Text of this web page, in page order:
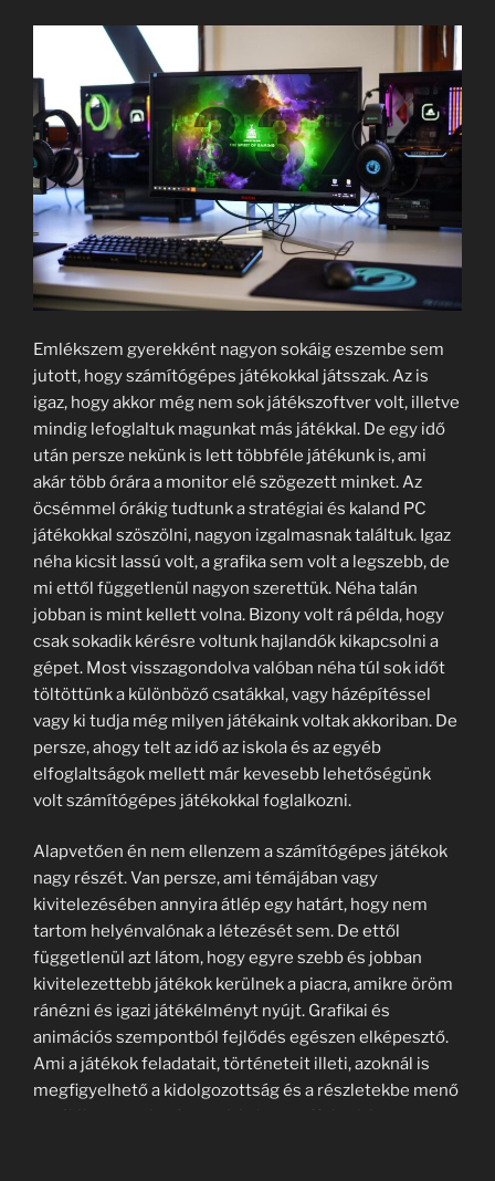
Emlékszem gyerekként nagyon sokáig eszembe sem
jutott, hogy számítógépes játékokkal játsszak. Az is
igaz, hogy akkor még nem sok játékszoftver volt, illetve
mindig lefoglaltuk magunkat más játékkal. De egy idő
után persze nekünk is lett többféle játékunk is, ami
akár több órára a monitor elé szögezett minket. Az
öcsémmel órákig tudtunk a stratégiai és kaland PC
játékokkal szöszölni, nagyon izgalmasnak találtuk. Igaz
néha kicsit lassú volt, a grafika sem volt a legszebb, de
mi ettől függetlenül nagyon szerettük. Néha talán
jobban is mint kellett volna. Bizony volt rá példa, hogy
csak sokadik kérésre voltunk hajlandók kikapcsolni a
gépet. Most visszagondolva valóban néha túl sok időt
töltöttünk a különböző csatákkal, vagy házépítéssel
vagy ki tudja még milyen játékaink voltak akkoriban. De
persze, ahogy telt az idő az iskola és az egyéb
elfoglaltságok mellett már kevesebb lehetőségünk
volt számítógépes játékokkal foglalkozni.
Alapvetően én nem ellenzem a számítógépes játékok
nagy részét. Van persze, ami témájában vagy
kivitelezésében annyira átlép egy határt, hogy nem
tartom helyénvalónak a létezését sem. De ettől
függetlenül azt látom, hogy egyre szebb és jobban
kivitelezettebb játékok kerülnek a piacra, amikre öröm
ránézni és igazi játékélményt nyújt. Grafikai és
animációs szempontból fejlődés egészen elképesztő.
Ami a játékok feladatait, történeteit illeti, azoknál is
megfigyelhető a kidolgozottság és a részletekbe menő